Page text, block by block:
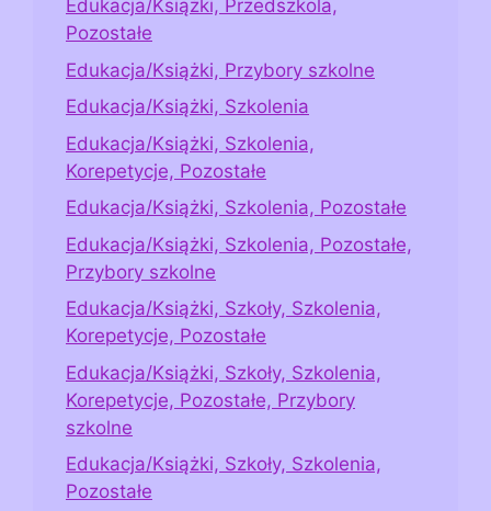
Edukacja/Książki, Przedszkola,
Pozostałe
Edukacja/Książki, Przybory szkolne
Edukacja/Książki, Szkolenia
Edukacja/Książki, Szkolenia,
Korepetycje, Pozostałe
Edukacja/Książki, Szkolenia, Pozostałe
Edukacja/Książki, Szkolenia, Pozostałe,
Przybory szkolne
Edukacja/Książki, Szkoły, Szkolenia,
Korepetycje, Pozostałe
Edukacja/Książki, Szkoły, Szkolenia,
Korepetycje, Pozostałe, Przybory
szkolne
Edukacja/Książki, Szkoły, Szkolenia,
Pozostałe